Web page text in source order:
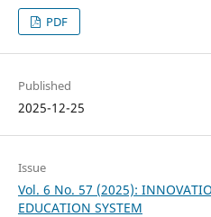
PDF
Published
2025-12-25
Issue
Vol. 6 No. 57 (2025):
EDUCATION SYSTEM